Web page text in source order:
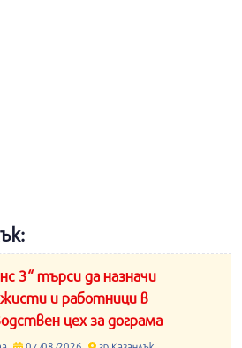
3“ търси да назначи
и работници в
цех за дограма